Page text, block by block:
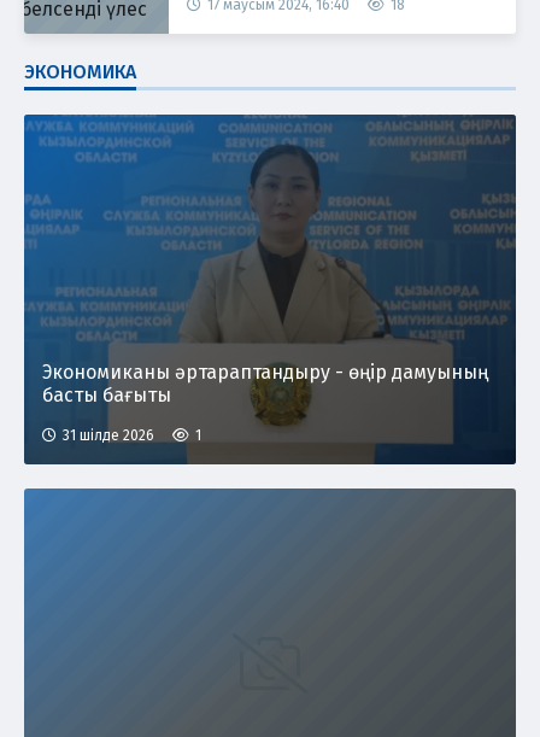
17 маусым 2024, 16:40 18
ЭКОНОМИКА
Экономиканы әртараптандыру - өңір дамуының
басты бағыты
31 шілде 2026 1